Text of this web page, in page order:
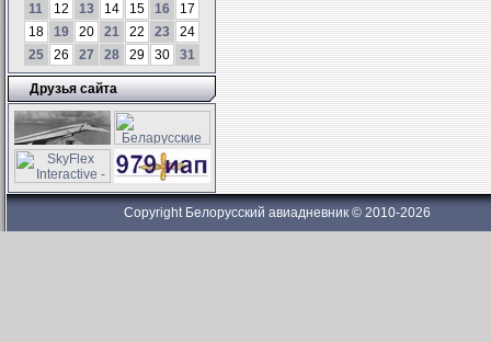
11
12 13 14 15 16
17
18
19 20 21 22 23
24
25
26 27 28 29 30 31
Друзья сайта
Copyright Белорусский авиадневник © 2010-2026